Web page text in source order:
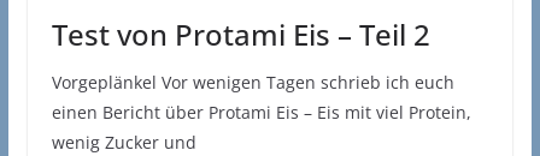
Test von Protami Eis – Teil 2
Vorgeplänkel Vor wenigen Tagen schrieb ich euch
einen Bericht über Protami Eis – Eis mit viel Protein,
wenig Zucker und